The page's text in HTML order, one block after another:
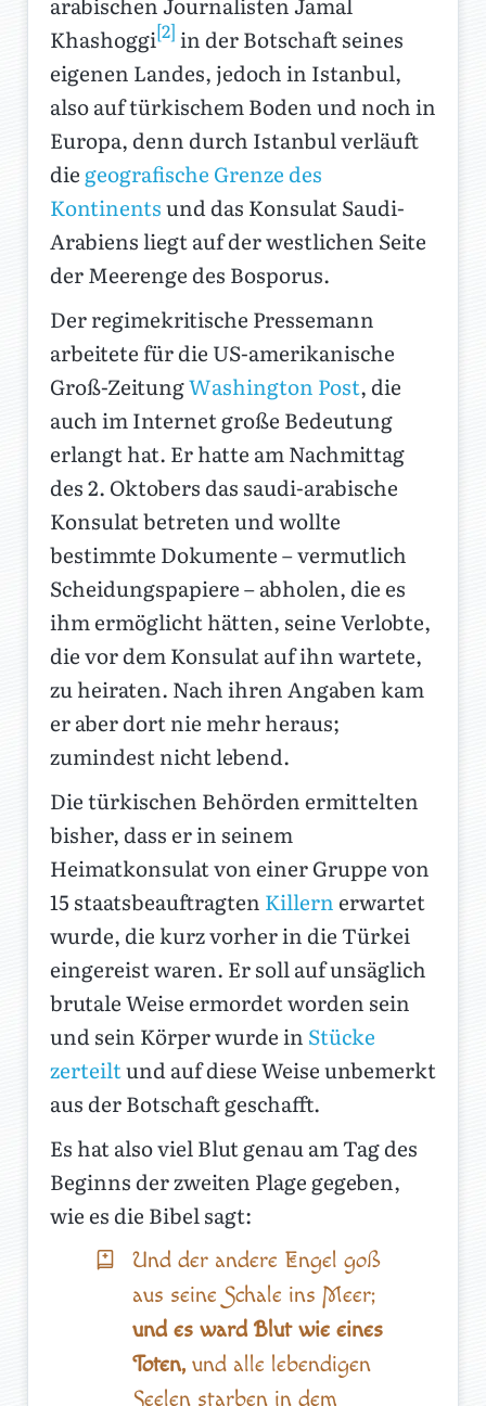
Khashoggi[2] in der Botschaft seines
eigenen Landes, jedoch in Istanbul,
also auf türkischem Boden und noch in
Europa, denn durch Istanbul verläuft
die geografische Grenze des
Kontinentsund das Konsulat Saudi-
Arabiens liegt auf der westlichen Seite
der Meerenge des Bosporus.
Der regimekritische Pressemann
arbeitete für die US-amerikanische
Groß-ZeitungWashington Post, die
auch im Internet große Bedeutung
erlangt hat. Er hatte am Nachmittag
des 2. Oktobers das saudi-arabische
Konsulat betreten und wollte
bestimmte Dokumente – vermutlich
Scheidungspapiere – abholen, die es
ihm ermöglicht hätten, seine Verlobte,
die vor dem Konsulat auf ihn wartete,
zu heiraten. Nach ihren Angaben kam
er aber dort nie mehr heraus;
zumindest nicht lebend.
Die türkischen Behörden ermittelten
bisher, dass er in seinem
Heimatkonsulat von einer Gruppe von
15 staatsbeauftragten Killern erwartet
wurde, die kurz vorher in die Türkei
eingereist waren. Er soll auf unsäglich
brutale Weise ermordet worden sein
und sein Körper wurde in Stücke
zerteiltund auf diese Weise unbemerkt
aus der Botschaft geschafft.
Es hat also viel Blut genau am Tag des
Beginns der zweiten Plage gegeben,
wie es die Bibel sagt:
Und der andere Engel goß
aus seine Schale ins Meer;
und es ward Blut wie eines
Toten,und alle lebendigen
Seelen starben in dem